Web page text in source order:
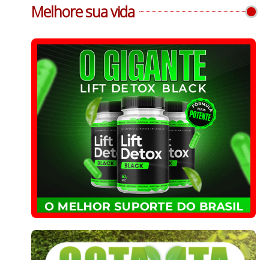
Melhore sua vida